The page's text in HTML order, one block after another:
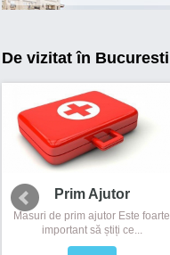
De vizitat în Bucuresti
Prim Ajutor
Masuri de prim ajutor Este foarte
important să știți ce...